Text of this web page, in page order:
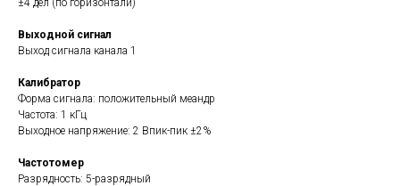
±4 дел (по горизонтали)
Выходной сигнал
Выход сигнала канала 1
Калибратор
Форма сигнала: положительный меандр
Частота: 1 кГц
Выходное напряжение: 2 Впик-пик ±2%
Частотомер
Разрядность: 5-разрядный